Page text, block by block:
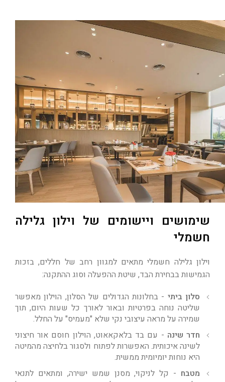
שימושים ויישומים של וילון גלילה
חשמלי
וילון גלילה חשמלי מתאים למגוון רחב של חללים, בזכות
הגמישות בבחירת הבד, שיטת ההפעלה וסוג ההתקנה:
סלון ביתי - בחלונות הגדולים של הסלון, הוילון מאפשר
שליטה נוחה בפרטיות ובאור לאורך כל שעות היום, תוך
שמירה על מראה עיצובי נקי שלא "מעמיס" על החלל.
חדר שינה - עם בד בלאקאאוט, הוילון חוסם אור חיצוני
לשינה איכותית. האפשרות לפתוח ולסגור בלחיצה מהמיטה
היא נוחות יומיומית ממשית.
מטבח - קל לניקוי, מסנן שמש ישירה, ומתאים לתנאי